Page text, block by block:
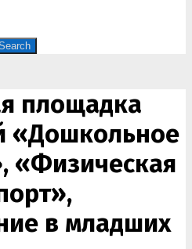
площадка
«Дошкольное
«Физическая
в младших